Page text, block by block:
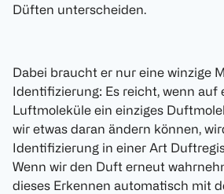
Düften unterscheiden.
Dabei braucht er nur eine winzige
Identifizierung: Es reicht, wenn auf
Luftmoleküle ein einziges
wir etwas daran ändern können,
Identifizierung in einer Art
Wenn wir den Duft erneut
dieses Erkennen automatisch mit